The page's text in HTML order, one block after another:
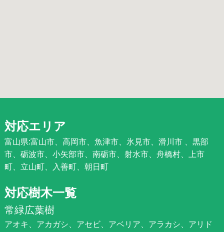
対応エリア
富山県:富山市、高岡市、魚津市、氷見市、滑川市 、黒部
市、砺波市、小矢部市、南砺市、射水市、舟橋村、上市
町、立山町、入善町、朝日町
対応樹木一覧
常緑広葉樹
アオキ、アカガシ、アセビ、アベリア、アラカシ、アリド